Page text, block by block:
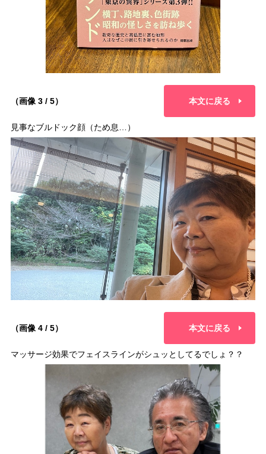
（画像 3 / 5） 本文に戻る
見事なブルドック顔（ため息…）
（画像 4 / 5） 本文に戻る
マッサージ効果でフェイスラインがシュッとしてるでしょ？？